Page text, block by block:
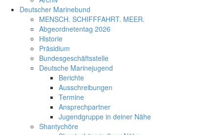
Deutscher Marinebund
MENSCH. SCHIFFFAHRT. MEER.
Abgeordnetentag 2026
Historie
Präsidium
Bundesgeschäftsstelle
Deutsche Marinejugend
Berichte
Ausschreibungen
Termine
Ansprechpartner
Jugendgruppe in deiner Nähe
Shantychöre